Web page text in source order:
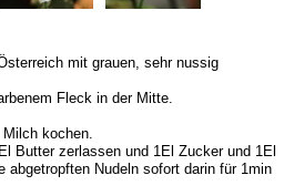
mit grauen, sehr nussig
Fleck in der Mitte.
kochen.
Butter zerlassen und 1El Zucker und 1El
abgetropften Nudeln sofort darin für 1min